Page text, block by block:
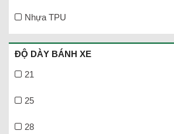
Nhựa TPU
ĐỘ DÀY BÁNH XE
21
25
28